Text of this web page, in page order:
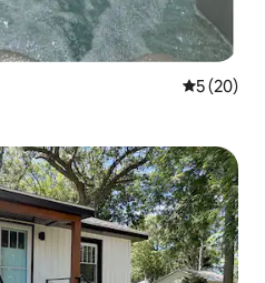
5 de uma
5 (20)